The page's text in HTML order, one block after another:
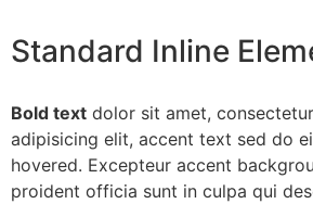
Standard Inline
Bold text dolor sit amet, consectetur
adipisicing elit, accent text sed do
hovered. Excepteur accent
proident officia sunt in culpa qui